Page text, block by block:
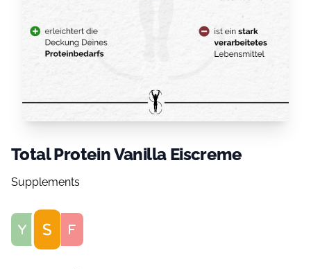
Total Protein Vanilla Eiscreme
Supplements
Score